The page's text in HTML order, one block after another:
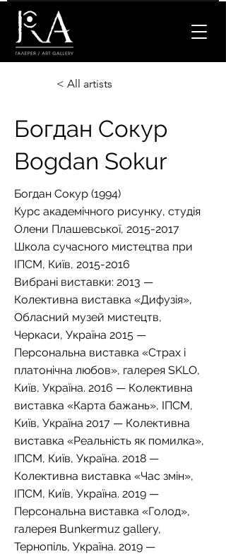
< All artists
Богдан Сокур
Bogdan Sokur
Богдан Сокур (1994)
Курс академічного рисунку, студія
Олени Плашевської, 2015-2017
Школа сучасного мистецтва при
ІПСМ, Київ, 2015-2016
Вибрані виставки: 2013 —
Колективна виставка «Дифузія»,
Обласний музей мистецтв,
Черкаси, Україна 2015 —
Персональна виставка «Страх і
платонічна любов», галерея SKLO,
Київ, Україна. 2016 — Колективна
виставка «Карта бажань», ІПСМ,
Київ, Україна 2017 — Колективна
виставка «Реальність як помилка»,
ІПСМ, Київ, Україна. 2018 —
Колективна виставка «Час змін»,
ІПСМ, Київ, Україна. 2019 —
Персональна виставка «Голод»,
галерея Bunkermuz gallery,
Тернопіль, Україна. 2019 —